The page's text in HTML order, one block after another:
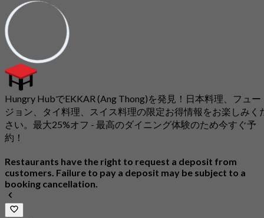
Hungry HubでEKKAR (Ang Thong)を発見！日本料理、フュー
ジョン、タイ料理、スイス料理の限定お得情報をお楽しみく
さい。最大25%オフ - 最高のダイニング体験のため今すぐ予
約！
Restaurants have the right to request a deposit from
customers. Failure to pay a deposit may be subject to a
booking cancellation.